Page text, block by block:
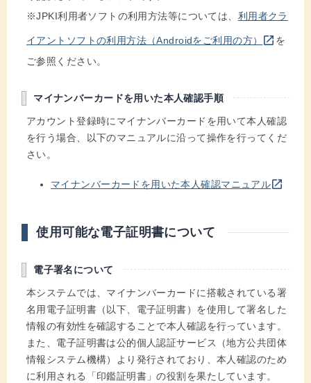
※JPKI利用者ソフトの利用方法等については、 利用者クラ
イアントソフトの利用方法（Androidをご利用の方） open_in_new を
ご参照ください。
マイナンバーカードを用いた本人確認手順
アカウント登録時にマイナンバーカードを用いて本人確認
を行う場合、以下のマニュアルに沿って操作を行ってくだ
さい。
マイナンバーカードを用いた本人確認マニュアルopen_in_new
使用可能な電子証明書について
電子署名について
本システムでは、マイナンバーカードに搭載されている署
名用電子証明書（以下、電子証明書）を使用して署名した
情報の有効性を確認することで本人確認を行っています。
また、電子証明書は公的個人認証サービス（地方公共団体
情報システム機構）より発行されており、本人確認のため
に利用される「印鑑証明書」の役割を果たしています。